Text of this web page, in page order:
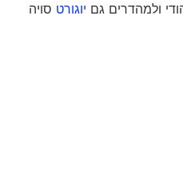
ולמהדרים גםיוגורטסויה